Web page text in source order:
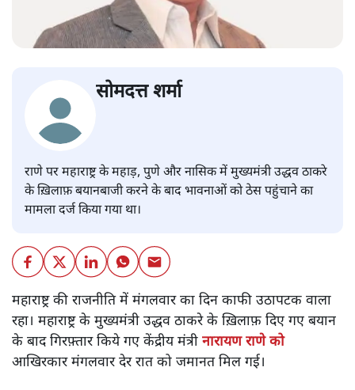
सोमदत्त शर्मा
राणे पर महाराष्ट्र के महाड़, पुणे और नासिक में मुख्यमंत्री उद्धव ठाकरे
के ख़िलाफ़ बयानबाजी करने के बाद भावनाओं को ठेस पहुंचाने का
मामला दर्ज किया गया था।
महाराष्ट्र की राजनीति में मंगलवार का दिन काफी उठापटक वाला
रहा। महाराष्ट्र के मुख्यमंत्री उद्धव ठाकरे के ख़िलाफ़ दिए गए बयान
के बाद गिरफ़्तार किये गए केंद्रीय मंत्री नारायण राणे को
आखिरकार मंगलवार देर रात को जमानत मिल गई।